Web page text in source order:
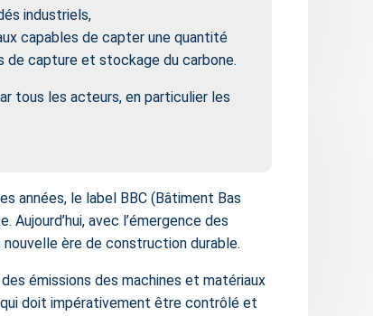
industriels,
capables de capter une quantité
de capture et stockage du carbone.
tous les acteurs, en particulier les
années, le label BBC (Bâtiment Bas
avec l’émergence des
ère de construction durable.
émissions des machines et matériaux
doit impérativement être contrôlé et